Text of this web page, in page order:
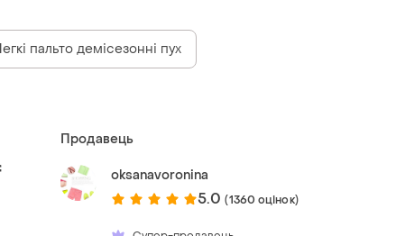
пальто демісезонні пух
Продавець
oksanavoronina
5.0 (1360 оцінок)